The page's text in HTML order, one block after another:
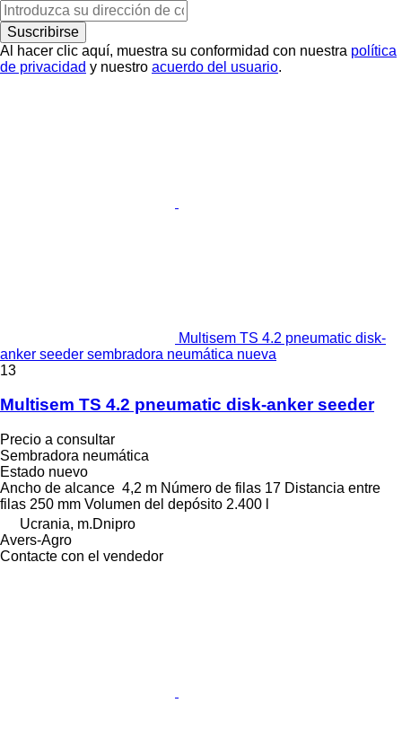
Suscribirse
Al hacer clic aquí, muestra su conformidad con nuestra política
de privacidad y nuestro acuerdo del usuario.
Multisem TS 4.2 pneumatic disk-
anker seeder sembradora neumática nueva
13
Multisem TS 4.2 pneumatic disk-anker seeder
Precio a consultar
Sembradora neumática
Estado nuevo
Ancho de alcance 4,2 m Número de filas 17 Distancia entre
filas 250 mm Volumen del depósito 2.400 l
Ucrania, m.Dnipro
Avers-Agro
Contacte con el vendedor